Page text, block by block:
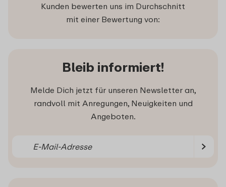
Kunden bewerten uns im Durchschnitt
mit einer Bewertung von:
Bleib informiert!
Melde Dich jetzt für unseren Newsletter an,
randvoll mit Anregungen, Neuigkeiten und
Angeboten.